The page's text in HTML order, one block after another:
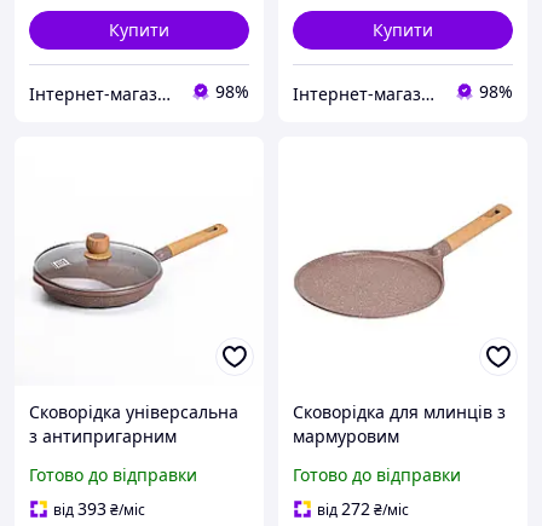
Купити
Інтернет-магазин Господиня 98%
Купити
Інтернет-магазин Господиня 98%
Сковорідка універсальна
з антипригарним
MGC
Готово до відправки
від393₴/міс
Сковорідка для млинців з
мармуровим
покриттям 28 см, кавовий
MGC
Готово до відправки
від272₴/міс